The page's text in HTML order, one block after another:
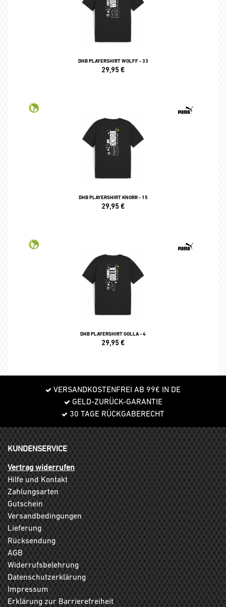
DHB PLAYERSHIRT WOLFF - 33
29,95€
DHB PLAYERSHIRT KNORR - 15
29,95€
DHB PLAYERSHIRT GOLLA - 4
29,95€
VERSANDKOSTENFREI AB 99€ IN DE
GELD-ZURÜCK-GARANTIE
30 TAGE RÜCKGABERECHT
KUNDENSERVICE
Vertrag widerrufen
Hilfe und Kontakt
Zahlungsarten
Gutschein
Versandbedingungen
Lieferung
Rücksendung
AGB
Widerrufsbelehrung
Datenschutzerklärung
Impressum
Erklärung zur Barrierefreiheit